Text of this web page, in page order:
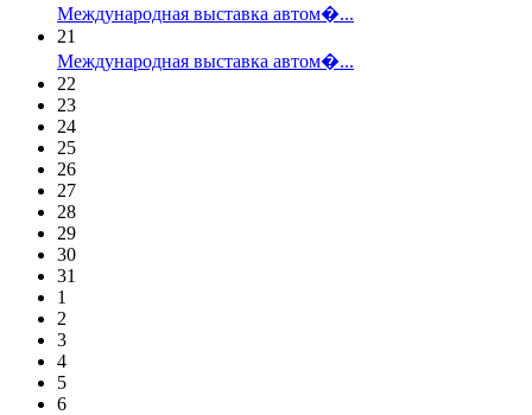
Международная выставка автом�...
21
Международная выставка автом�...
22
23
24
25
26
27
28
29
30
31
1
2
3
4
5
6